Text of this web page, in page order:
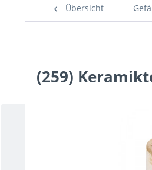
Übersicht
(259)